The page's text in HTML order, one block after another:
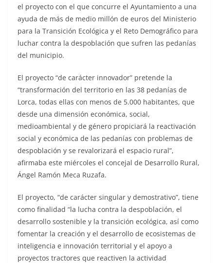
el proyecto con el que concurre el Ayuntamiento a una
ayuda de más de medio millón de euros del Ministerio
para la Transición Ecológica y el Reto Demográfico para
luchar contra la despoblación que sufren las pedanías
del municipio.
El proyecto “de carácter innovador” pretende la
“transformación del territorio en las 38 pedanías de
Lorca, todas ellas con menos de 5.000 habitantes, que
desde una dimensión económica, social,
medioambiental y de género propiciará la reactivación
social y económica de las pedanías con problemas de
despoblación y se revalorizará el espacio rural”,
afirmaba este miércoles el concejal de Desarrollo Rural,
Ángel Ramón Meca Ruzafa.
El proyecto, “de carácter singular y demostrativo”, tiene
como finalidad “la lucha contra la despoblación, el
desarrollo sostenible y la transición ecológica, así como
fomentar la creación y el desarrollo de ecosistemas de
inteligencia e innovación territorial y el apoyo a
proyectos tractores que reactiven la actividad